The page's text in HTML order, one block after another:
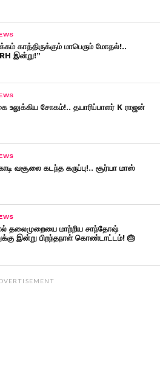
காத்திருக்கும் மாபெரும் மோதல்!..
இன்று!”
உலுக்கிய சோகம்!.. தயாரிப்பாளர் K ராஜன்
வசூலை கடந்த கருப்பு!.. சூர்யா மாஸ்
தலைமுறையை மாற்றிய சாந்தோஷ்
இன்று பிறந்தநாள் கொண்டாட்டம்! 🎂